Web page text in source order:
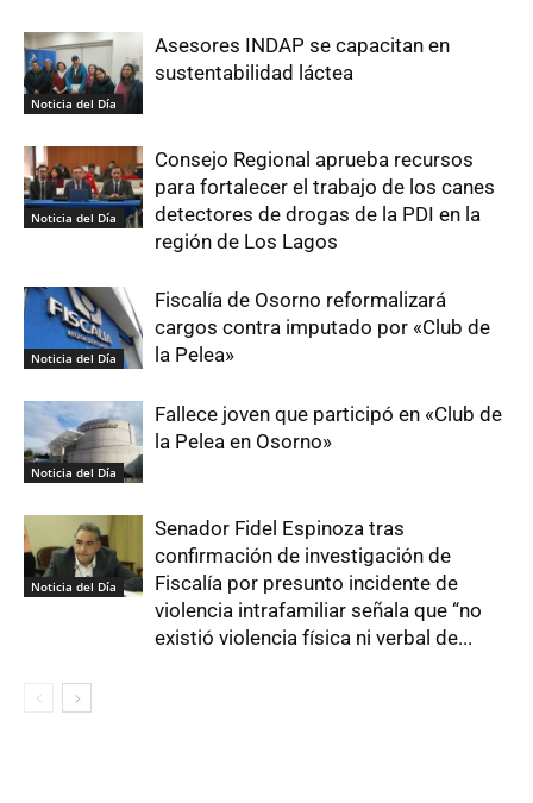
Noticia del Día
Asesores INDAP se capacitan en
sustentabilidad láctea
Noticia del Día
Consejo Regional aprueba recursos
para fortalecer el trabajo de los canes
detectores de drogas de la PDI en la
región de Los Lagos
Noticia del Día
Fiscalía de Osorno reformalizará
cargos contra imputado por «Club de
la Pelea»
Noticia del Día
Fallece joven que participó en «Club de
la Pelea en Osorno»
Noticia del Día
Senador Fidel Espinoza tras
confirmación de investigación de
Fiscalía por presunto incidente de
violencia intrafamiliar señala que “no
existió violencia física ni verbal de...